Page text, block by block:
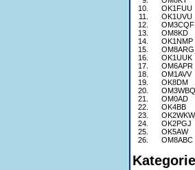
10.
OK1FUU
11.
OK1UVU
12.
OM3CQF
13.
OM8KD
14.
OK1NMP
15.
OM8ARG
16.
OK1UUK
17.
OM6APR
18.
OM1AVV
19.
OK8DM
20.
OM3WBQ
21.
OM0AD
22.
OK4BB
23.
OK2WKW
24.
OK2PGJ
25.
OK5AW
26.
OM8ABC